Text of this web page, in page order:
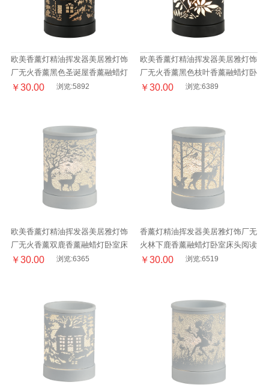
欧美香薰灯精油挥发器美居雅灯饰
厂无火香薰黑色圣诞屋香薰融蜡灯
卧室床头阅读台灯
￥30.00 浏览:5892
欧美香薰灯精油挥发器美居雅灯饰
厂无火香薰黑色枝叶香薰融蜡灯卧
室床头阅读台灯
￥30.00 浏览:6389
欧美香薰灯精油挥发器美居雅灯饰
厂无火香薰双鹿香薰融蜡灯卧室床
头阅读台灯
￥30.00 浏览:6365
香薰灯精油挥发器美居雅灯饰厂无
火林下鹿香薰融蜡灯卧室床头阅读
台灯
￥30.00 浏览:6519